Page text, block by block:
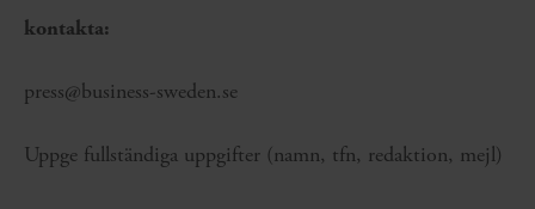
kontakta:
press@business-sweden.se
Uppge fullständiga uppgifter (namn, tfn, redaktion, mejl)